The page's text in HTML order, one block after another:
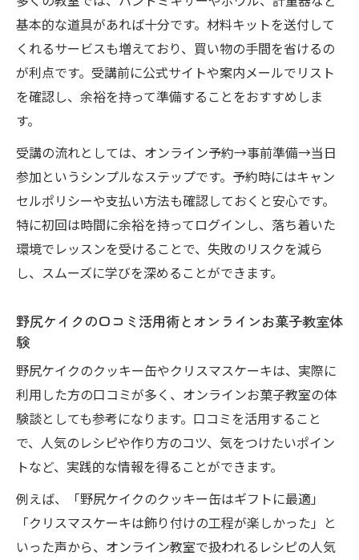
健康とおいしさを両立するオンラインお菓
子教室体験
基本的な道具があれば十分です。材料キットを送付して
くれるサービスも増えており、買い物の手間を省けるの
が利点です。受講前に公式サイトや案内メールでリスト
を確認し、余裕を持って準備することをおすすめしま
す。
受講の流れとしては、オンライン予約→事前準備→当日
参加というシンプルなステップです。予約時にはキャン
セルポリシーや支払い方法も確認しておくと安心です。
特に初回は時間に余裕を持ってログインし、落ち着いた
環境でレッスンを受けることで、失敗のリスクを減ら
し、スムーズに学びを深めることができます。
野尻ケイクの口コミ活用術とオンラインお菓子教室体
験
野尻ケイクのクッキー缶やクリスマスケーキは、実際に
利用した方の口コミが多く、オンラインお菓子教室の体
験談としても参考になります。口コミを活用すること
で、人気のレシピや作り方のコツ、気をつけたいポイン
トなど、実践的な情報を得ることができます。
例えば、「野尻ケイクのクッキー缶はギフトに最適」
「クリスマスケーキは飾り付けの工程が楽しかった」と
いった声から、オンライン教室で扱われるレシピの人気